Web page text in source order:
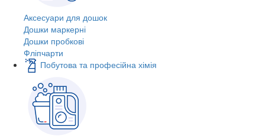
Аксесуари для дошок
Дошки маркерні
Дошки пробкові
Фліпчарти
Побутова та професійна хімія